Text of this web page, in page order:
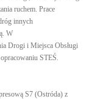
ruchem. Prace
innych
W
Drogi i Miejsca Obsługi
STEŚ.
S7 (Ostróda) z